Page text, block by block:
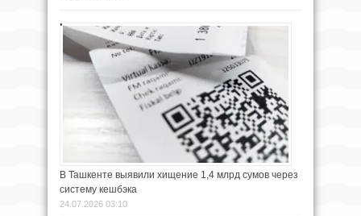
В Ташкенте выявили хищение 1,4 млрд сумов через
систему кешбэка
24.07.2026 03:10